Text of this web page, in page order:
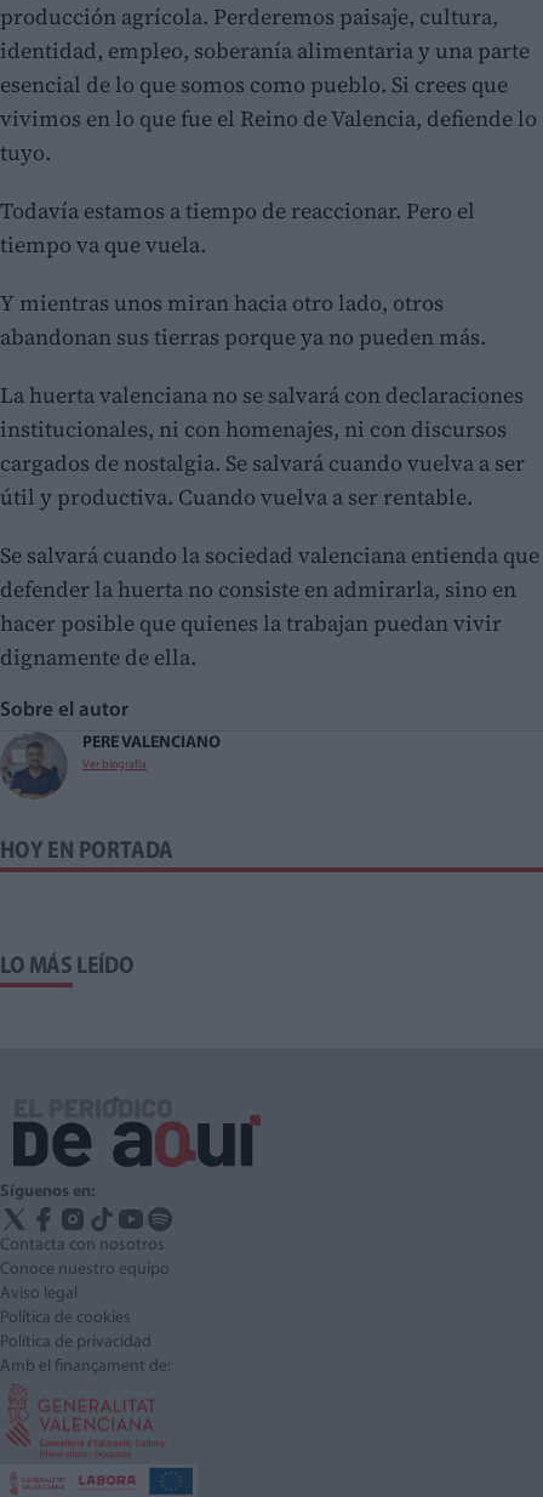
producción agrícola. Perderemos paisaje, cultura,
identidad, empleo, soberanía alimentaria y una parte
esencial de lo que somos como pueblo. Si crees que
vivimos en lo que fue el Reino de Valencia, defiende lo
tuyo.
Todavía estamos a tiempo de reaccionar. Pero el
tiempo va que vuela.
Y mientras unos miran hacia otro lado, otros
abandonan sus tierras porque ya no pueden más.
La huerta valenciana no se salvará con declaraciones
institucionales, ni con homenajes, ni con discursos
cargados de nostalgia. Se salvará cuando vuelva a ser
útil y productiva. Cuando vuelva a ser rentable.
Se salvará cuando la sociedad valenciana entienda que
defender la huerta no consiste en admirarla, sino en
hacer posible que quienes la trabajan puedan vivir
dignamente de ella.
Sobre el autor
PERE VALENCIANO
Ver biografía
HOY EN PORTADA
LO MÁS LEÍDO
Síguenos en:
Contacta con nosotros
Conoce nuestro equipo
Aviso legal
Política de cookies
Política de privacidad
Amb el finançament de: